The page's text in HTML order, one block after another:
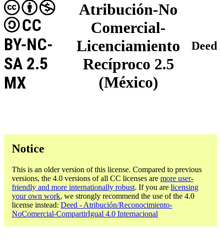
Atribución-No
Comercial-
Licenciamiento
Recíproco 2.5
(México)
CC
BY-NC-
SA 2.5
MX
Deed
Notice
This is an older version of this license. Compared to previous
versions, the 4.0 versions of all CC licenses are more user-
friendly and more internationally robust. If you are licensing
your own work, we strongly recommend the use of the 4.0
license instead: Deed - Atribución/Reconocimiento-
NoComercial-CompartirIgual 4.0 Internacional